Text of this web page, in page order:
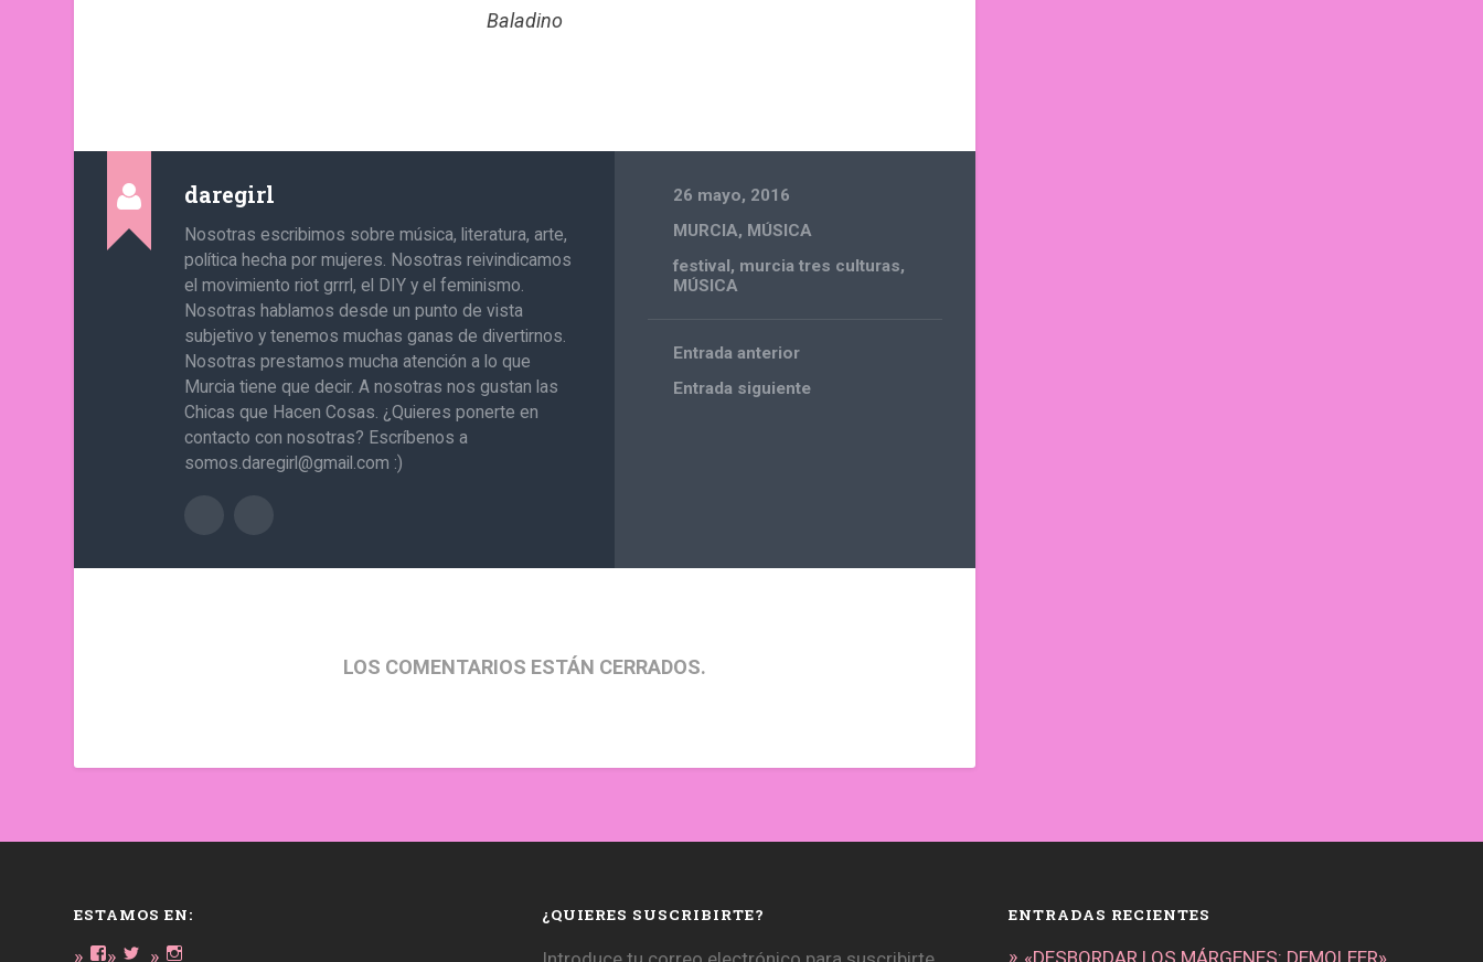
Baladino
daregirl
Nosotras escribimos sobre música, literatura, arte,
política hecha por mujeres. Nosotras reivindicamos
el movimiento riot grrrl, el DIY y el feminismo.
Nosotras hablamos desde un punto de vista
subjetivo y tenemos muchas ganas de divertirnos.
Nosotras prestamos mucha atención a lo que
Murcia tiene que decir. A nosotras nos gustan las
Chicas que Hacen Cosas. ¿Quieres ponerte en
contacto con nosotras? Escríbenos a
somos.daregirl@gmail.com :)
26 mayo, 2016
MURCIA, MÚSICA
festival, murcia tres culturas,
MÚSICA
Entrada anterior
Entrada siguiente
LOS COMENTARIOS ESTÁN CERRADOS.
ESTAMOS EN:
Ver
Ver
Ver
¿QUIERES SUSCRIBIRTE? ENTRADAS RECIENTES